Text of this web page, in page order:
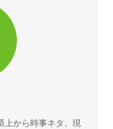
上から時事ネタ、現